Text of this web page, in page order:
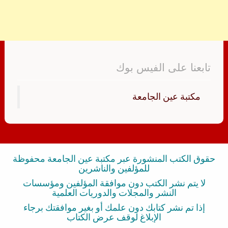
تابعنا على الفيس بوك
‏مكتبة عين الجامعة‏
حقوق الكتب المنشورة عبر مكتبة عين الجامعة محفوظة
للمؤلفين والناشرين
لا يتم نشر الكتب دون موافقة المؤلفين ومؤسسات
النشر والمجلات والدوريات العلمية
إذا تم نشر كتابك دون علمك أو بغير موافقتك برجاء
الإبلاغ لوقف عرض الكتاب